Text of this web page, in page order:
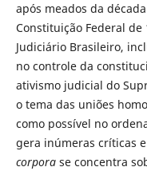
após meados da
Constituição Federal
Judiciário Brasileiro,
no controle da
ativismo judicial do
o tema das uniões
como possível no
gera inúmeras críticas
corpora se concentra